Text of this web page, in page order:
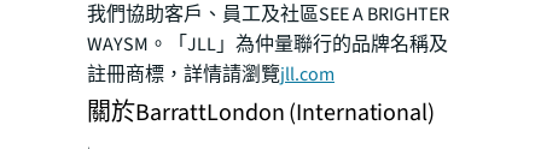
我們協助客戶、員工及社區SEE A BRIGHTER
WAYSM。「JLL」為仲量聯行的品牌名稱及
註冊商標，詳情請瀏覽jll.com
關於BarrattLondon (International)